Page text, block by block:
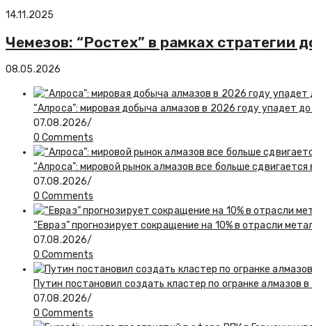
14.11.2025
Чемезов: “Ростех” в рамках стратегии
08.05.2026
“Алроса”: мировая добыча алмазов в 2026 году упадет
07.08.2026/
0 Comments
“Алроса”: мировой рынок алмазов все больше
07.08.2026/
0 Comments
“Евраз” прогнозирует сокращение на 10% в отрасли
07.08.2026/
0 Comments
Путин постановил создать кластер по огранке алмазов
07.08.2026/
0 Comments